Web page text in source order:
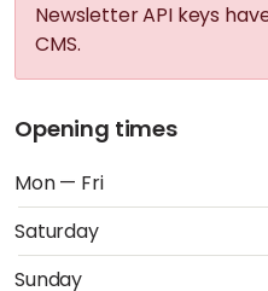
Newsletter API keys
CMS.
Opening times
Mon — Fri
Saturday
Sunday